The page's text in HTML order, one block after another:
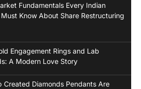
Fundamentals Every Indian
Know About Share Restructuring
Engagement Rings and Lab
A Modern Love Story
Created Diamonds Pendants Are